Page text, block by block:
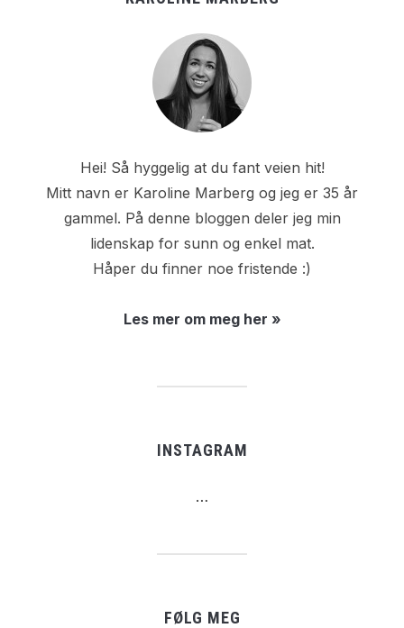
Hei! Så hyggelig at du fant veien hit!
Mitt navn er Karoline Marberg og jeg er 35 år
gammel. På denne bloggen deler jeg min
lidenskap for sunn og enkel mat.
Håper du finner noe fristende :)
Les mer om meg her »
INSTAGRAM
…
FØLG MEG